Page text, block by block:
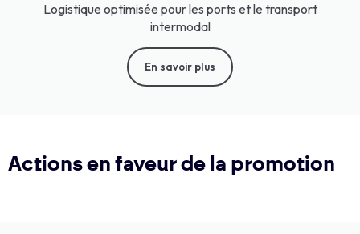
Logistique optimisée pour les ports et le transport
intermodal
En savoir plus
Actions en faveur de la promotion